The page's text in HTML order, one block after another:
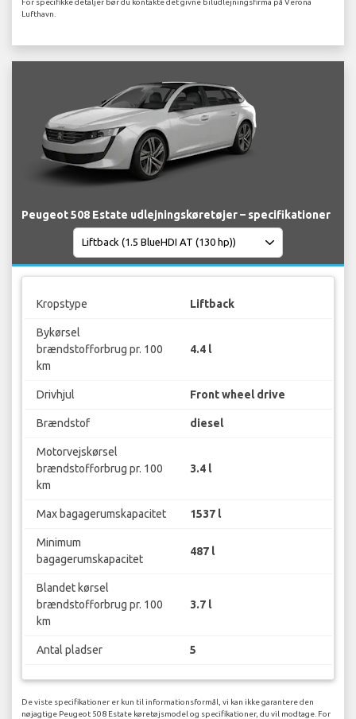
Lufthavn.
Peugeot 508 Estate udlejningskøretøjer – specifikationer
Kropstype Liftback
Bykørsel
brændstofforbrug pr. 100
km
4.4 l
Drivhjul Front wheel drive
Brændstof diesel
Motorvejskørsel
brændstofforbrug pr. 100
km
3.4 l
Max bagagerumskapacitet 1537 l
Minimum
bagagerumskapacitet
487 l
Blandet kørsel
brændstofforbrug pr. 100
km
3.7 l
Antal pladser 5
De viste specifikationer er kun til informationsformål, vi kan ikke garantere den
nøjagtige Peugeot 508 Estate køretøjsmodel og specifikationer, du vil modtage. For